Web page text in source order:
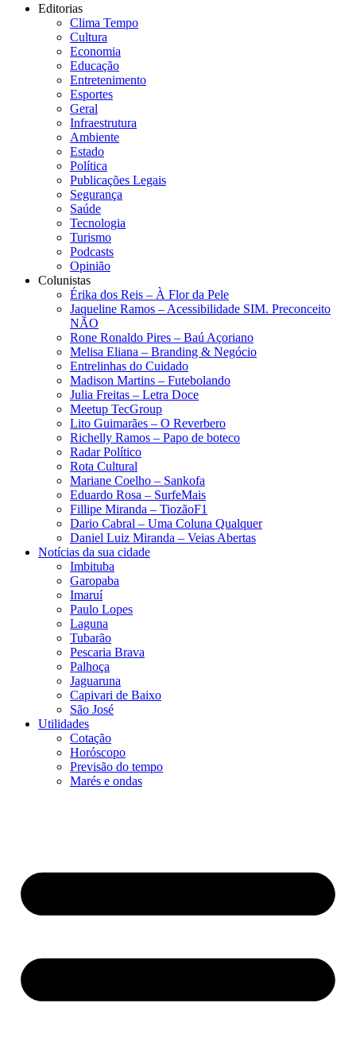
Editorias
Clima Tempo
Cultura
Economia
Educação
Entretenimento
Esportes
Geral
Infraestrutura
Ambiente
Estado
Política
Publicações Legais
Segurança
Saúde
Tecnologia
Turismo
Podcasts
Opinião
Colunistas
Érika dos Reis​ – À Flor da Pele
Jaqueline Ramos – Acessibilidade SIM. Preconceito
NÃO
Rone Ronaldo Pires – Baú Açoriano
Melisa Eliana – Branding & Negócio
Entrelinhas do Cuidado
Madison Martins – Futebolando
Julia Freitas​ – Letra Doce
Meetup TecGroup
Lito Guimarães – O Reverbero
Richelly Ramos​ – Papo de boteco
Radar Político
Rota Cultural
Mariane Coelho – Sankofa
Eduardo Rosa​ – SurfeMais
Fillipe Miranda – TiozãoF1
Dario Cabral – Uma Coluna Qualquer
Daniel Luiz Miranda – Veias Abertas
Notícias da sua cidade
Imbituba
Garopaba
Imaruí
Paulo Lopes
Laguna
Tubarão
Pescaria Brava
Palhoça
Jaguaruna
Capivari de Baixo
São José
Utilidades
Cotação
Horóscopo
Previsão do tempo
Marés e ondas